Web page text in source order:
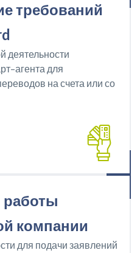
требований
деятельности
для
на счета или со
работы
компании
для подачи заявлений